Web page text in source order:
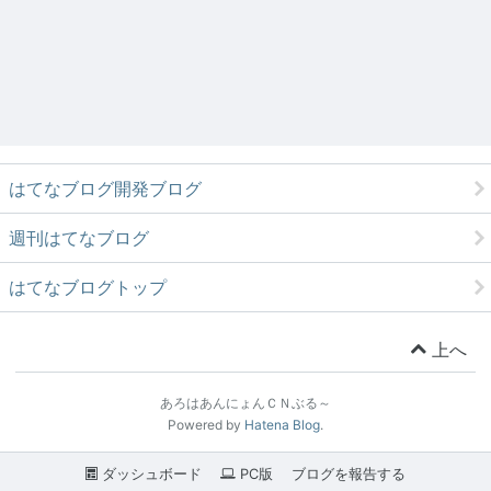
はてなブログ開発ブログ
週刊はてなブログ
はてなブログトップ
上へ
あろはあんにょんＣＮぶる～
Powered by Hatena Blog.
ダッシュボード PC版 ブログを報告する